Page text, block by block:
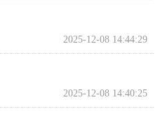
2025-12-08 14:44:29
2025-12-08 14:40:25